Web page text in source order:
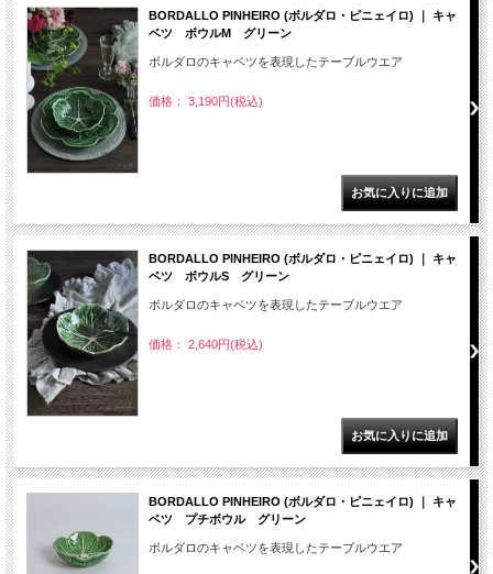
BORDALLO PINHEIRO (ボルダロ・ピニェイロ) ｜ キャ
ベツ ボウルM グリーン
ボルダロのキャベツを表現したテーブルウエア
価格： 3,190円(税込)
BORDALLO PINHEIRO (ボルダロ・ピニェイロ) ｜ キャ
ベツ ボウルS グリーン
ボルダロのキャベツを表現したテーブルウエア
価格： 2,640円(税込)
BORDALLO PINHEIRO (ボルダロ・ピニェイロ) ｜ キャ
ベツ プチボウル グリーン
ボルダロのキャベツを表現したテーブルウエア